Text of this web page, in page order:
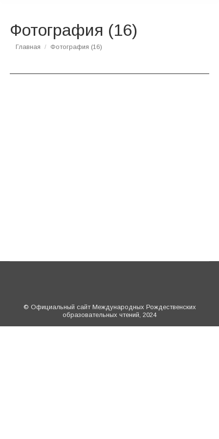
Фотография (16)
Вы здесь:
Главная Фотография (16)
© Официальный сайт Международных Рождественских
образовательных чтений, 2024